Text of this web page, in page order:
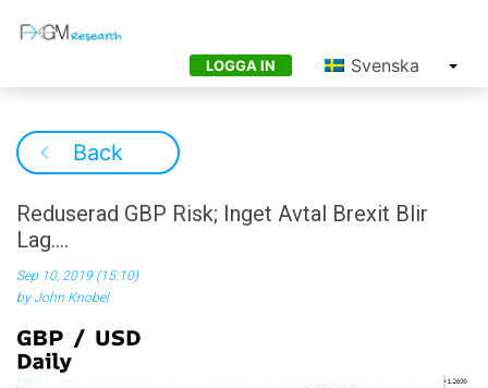
LOGGA IN Svenska
Back
Reduserad GBP Risk; Inget Avtal Brexit Blir
Lag….
Sep 10, 2019 (15:10)
by John Knobel